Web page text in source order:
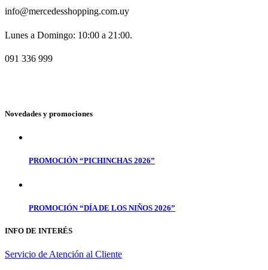
info@mercedesshopping.com.uy
Lunes a Domingo: 10:00 a 21:00.
091 336 999
Novedades y promociones
PROMOCIÓN “PICHINCHAS 2026”
PROMOCIÓN “DÍA DE LOS NIÑOS 2026”
INFO DE INTERÉS
Servicio de Atención al Cliente